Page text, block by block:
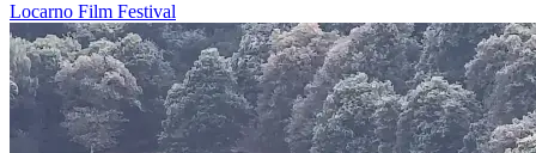
Locarno Film Festival